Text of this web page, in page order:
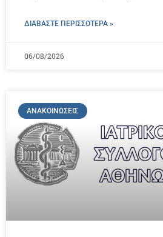
ΔΙΑΒΑΣΤΕ ΠΕΡΙΣΣΌΤΕΡΑ »
06/08/2026
ΑΝΑΚΟΙΝΏΣΕΙΣ